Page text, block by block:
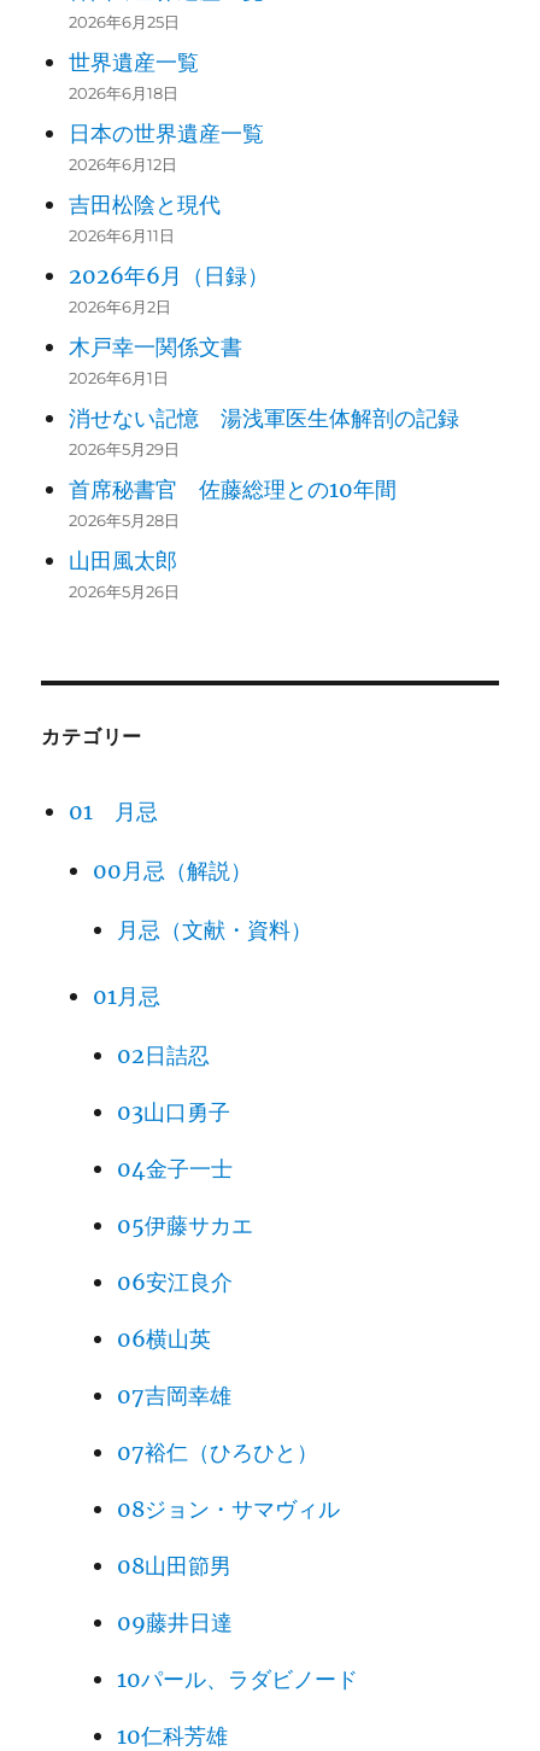
2026年6月25日
世界遺産一覧
2026年6月18日
日本の世界遺産一覧
2026年6月12日
吉田松陰と現代
2026年6月11日
2026年6月（日録）
2026年6月2日
木戸幸一関係文書
2026年6月1日
消せない記憶 湯浅軍医生体解剖の記録
2026年5月29日
首席秘書官 佐藤総理との10年間
2026年5月28日
山田風太郎
2026年5月26日
カテゴリー
01 月忌
00月忌（解説）
月忌（文献・資料）
01月忌
02日詰忍
03山口勇子
04金子一士
05伊藤サカエ
06安江良介
06横山英
07吉岡幸雄
07裕仁（ひろひと）
08ジョン・サマヴィル
08山田節男
09藤井日達
10パール、ラダビノード
10仁科芳雄